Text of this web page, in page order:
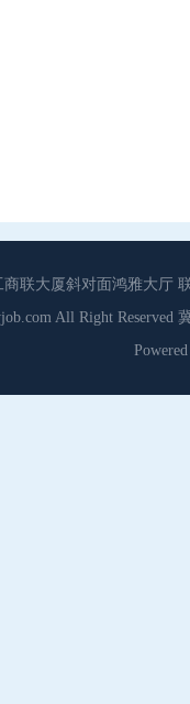
联大厦斜对面鸿雅大厅
All Right Reserved